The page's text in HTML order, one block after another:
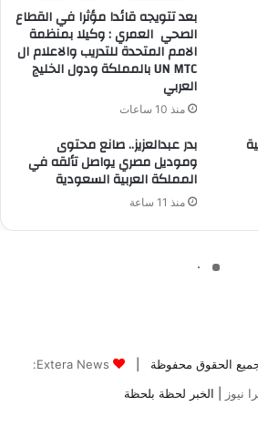
Extera News:
نيوز
| الخبر لحظة بلحظة